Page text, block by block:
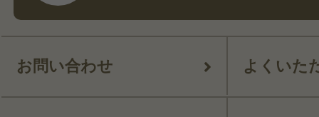
お問い合わせ よくいた